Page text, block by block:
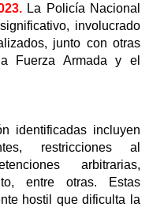
La Policía Nacional
involucrado
junto con otras
Fuerza Armada y el
identificadas incluyen
restricciones al
arbitrarias,
entre otras. Estas
hostil que dificulta la